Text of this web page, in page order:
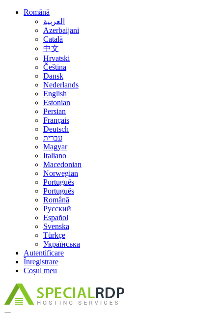
Română
العربية
Azerbaijani
Català
中文
Hrvatski
Čeština
Dansk
Nederlands
English
Estonian
Persian
Français
Deutsch
עברית
Magyar
Italiano
Macedonian
Norwegian
Português
Português
Română
Русский
Español
Svenska
Türkçe
Українська
Autentificare
Înregistrare
Coșul meu